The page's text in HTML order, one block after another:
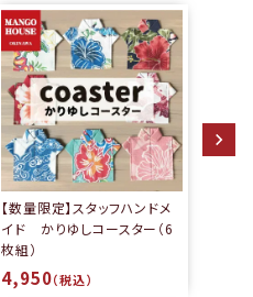
【数量限定】スタッフハンドメ
イド かりゆしコースター（6
枚組）
4,950（税込）